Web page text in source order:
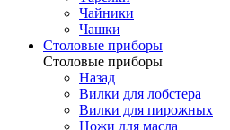
Чайники
Чашки
Cтоловые приборы
Cтоловые приборы
Назад
Вилки для лобстера
Вилки для пирожных
Ножи для масла